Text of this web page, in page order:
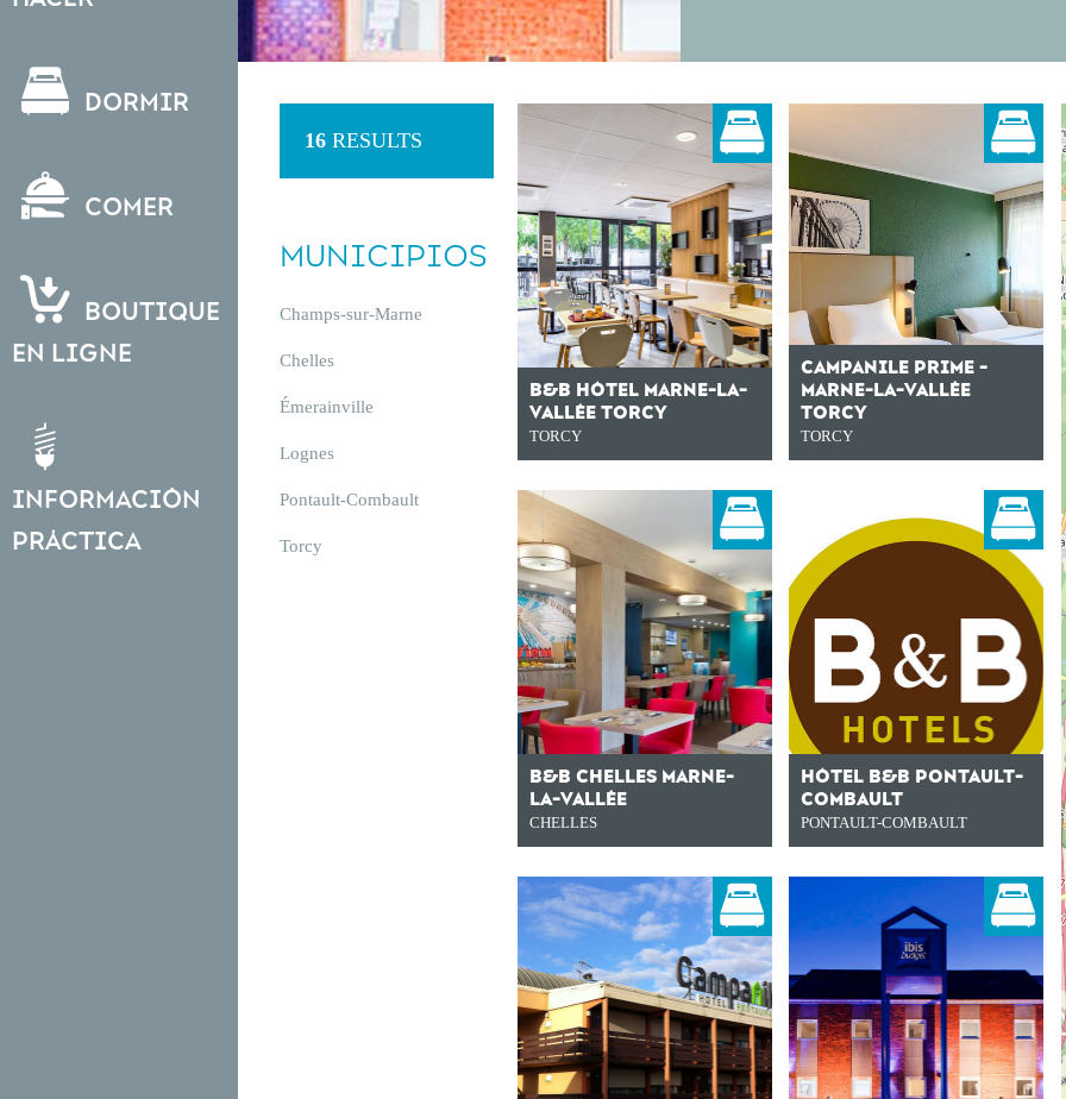
Dormir
Comer
Boutique
en ligne
Información
práctica
16RESULTS
MUNICIPIOS
Champs-sur-Marne
Chelles
Émerainville
Lognes
Pontault-Combault
Torcy
B&B HÔTEL MARNE-LA-
VALLÉE TORCY
TORCY
CAMPANILE PRIME -
MARNE-LA-VALLÉE
TORCY
TORCY
B&B CHELLES MARNE-
LA-VALLÉE
CHELLES
HÔTEL B&B PONTAULT-
COMBAULT
PONTAULT-COMBAULT